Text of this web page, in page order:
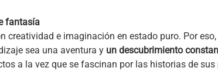
fantasía
creatividad e imaginación en estado puro. Por
sea una aventura y un descubrimiento
a la vez que se fascinan por las historias de